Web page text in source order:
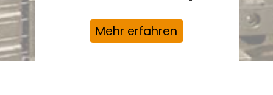
Mehr erfahren